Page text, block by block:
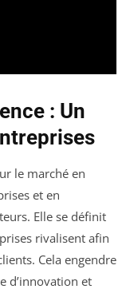
: Un
le marché en
et en
Elle se définit
rivalisent afin
Cela engendre
d’innovation et